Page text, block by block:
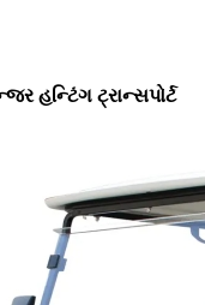
હન્ટિંગ ટ્રાન્સપોર્ટ